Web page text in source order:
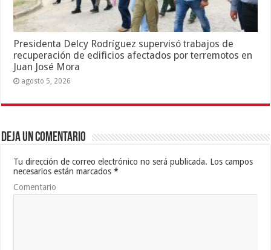
Presidenta Delcy Rodríguez supervisó trabajos de
recuperación de edificios afectados por terremotos en
Juan José Mora
agosto 5, 2026
Deja un comentario
Tu dirección de correo electrónico no será publicada. Los campos
necesarios están marcados*
Comentario